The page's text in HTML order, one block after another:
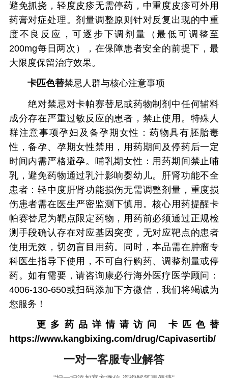
避免抓挠，轻度皮疹无需停药，中重度皮疹可外用
药膏对症处理。剂量调整原则针对反复出现的中重
度不良反应，可逐步下调剂量（最低可调整至
200mg每日两次），在保障患者安全的前提下，最
大限度保留治疗效果。
卡匹色替禁忌人群与核心注意事项
绝对禁忌对卡帕赛替尼或药物制剂中任何辅料
成分存在严重过敏反应的患者，禁止使用。特殊人
群注意事项孕妇及备孕期女性：药物具有胚胎毒
性，备孕、孕期女性禁用，用药期间及停药后一定
时间内需严格避孕。哺乳期女性：用药期间禁止哺
乳，避免药物通过乳汁影响婴幼儿。肝肾功能不全
患者：轻中度肝肾功能损伤无需调整剂量，重度损
伤患者需在医生严密监测下慎用。核心用药提醒卡
帕赛替尼为靶点限定药物，用药前必须通过正规检
测手段确认存在对应基因突变，无对应靶点的患者
使用无效，切勿盲目用药。同时，本品需在肿瘤专
科医生指导下使用，不可自行购药、调整剂量或停
药。如有需要，请咨询康必行海外医疗医学顾问：
4006-130-650或扫码添加下方微信，我们将竭诚为
您服务！
更多药品详情请访问 卡匹色替
https://www.kangbixing.com/drug/Capivasertib/
一对一客服专业解答